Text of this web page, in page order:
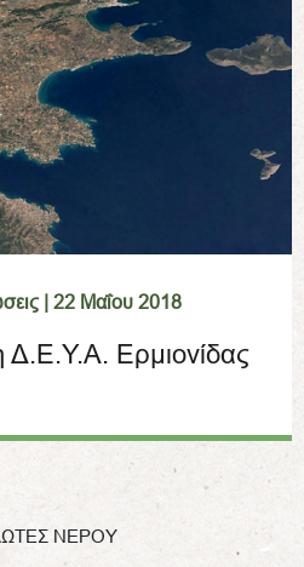
| 22 Μαΐου 2018
Δ.Ε.Υ.Α. Ερμιονίδας
ΝΕΡΟΥ